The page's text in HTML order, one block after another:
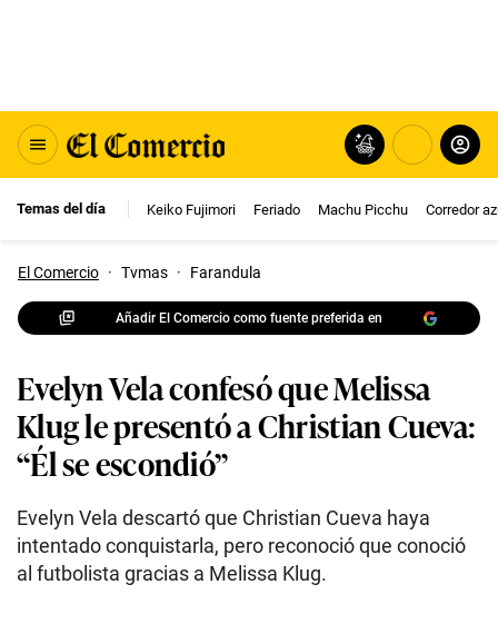
Temas del día Keiko Fujimori Feriado Machu Picchu Corredor
El Comercio · Tvmas · Farandula
Añadir El Comercio como fuente preferida en
Evelyn Vela confesó que Melissa
Klug le presentó a Christian Cueva:
“Él se escondió”
Evelyn Vela descartó que Christian Cueva haya
intentado conquistarla, pero reconoció que conoció
al futbolista gracias a Melissa Klug.